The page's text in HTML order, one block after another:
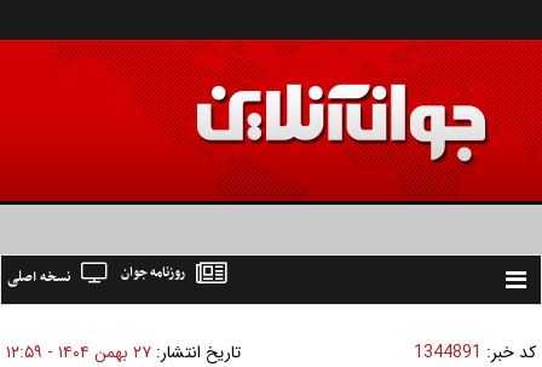
Toggle
نسخه اصلی روزنامه جوان
کد خبر: 1344891 تاریخ انتشار: ۲۷ بهمن ۱۴۰۴ - ۱۲:۵۹